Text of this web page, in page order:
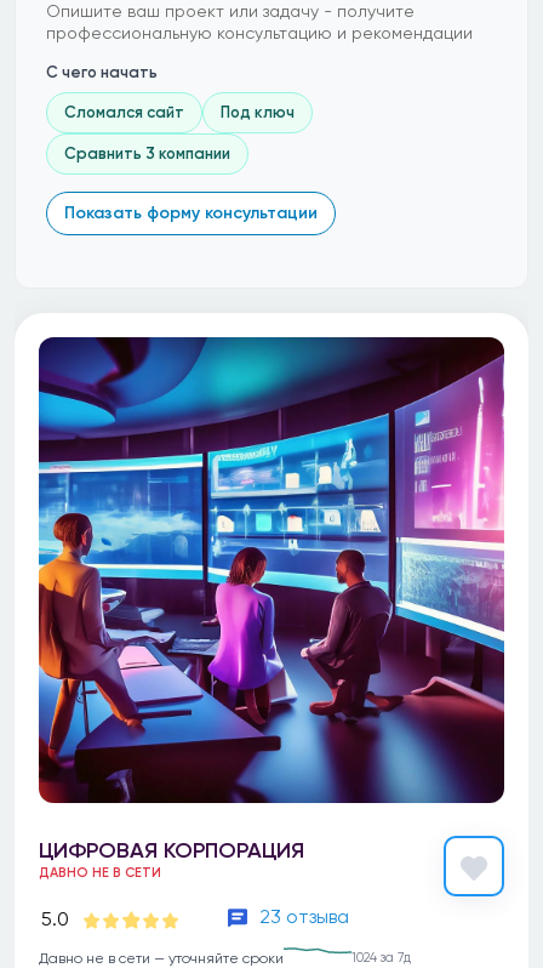
Опишите ваш проект или задачу - получите
профессиональную консультацию и рекомендации
С чего начать
Сломался сайт Под ключ
Сравнить 3 компании
Показать форму консультации
ЦИФРОВАЯ КОРПОРАЦИЯ
ДАВНО НЕ В СЕТИ
5.0 23 отзыва
Давно не в сети — уточняйте сроки 1024 за 7д